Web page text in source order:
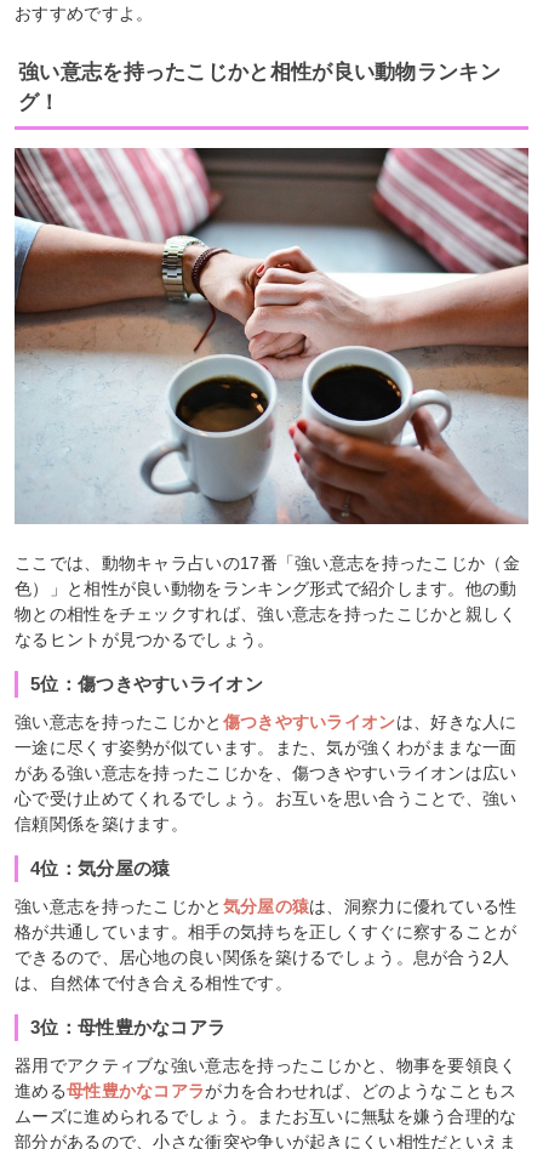
おすすめですよ。
強い意志を持ったこじかと相性が良い動物ランキン
グ！
ここでは、動物キャラ占いの17番「強い意志を持ったこじか（金
色）」と相性が良い動物をランキング形式で紹介します。他の動
物との相性をチェックすれば、強い意志を持ったこじかと親しく
なるヒントが見つかるでしょう。
5位：傷つきやすいライオン
強い意志を持ったこじかと 傷つきやすいライオンは、好きな人に
一途に尽くす姿勢が似ています。また、気が強くわがままな一面
がある強い意志を持ったこじかを、傷つきやすいライオンは広い
心で受け止めてくれるでしょう。お互いを思い合うことで、強い
信頼関係を築けます。
4位：気分屋の猿
強い意志を持ったこじかと 気分屋の猿は、洞察力に優れている性
格が共通しています。相手の気持ちを正しくすぐに察することが
できるので、居心地の良い関係を築けるでしょう。息が合う2人
は、自然体で付き合える相性です。
3位：母性豊かなコアラ
器用でアクティブな強い意志を持ったこじかと、物事を要領良く
進める母性豊かなコアラが力を合わせれば、どのようなこともス
ムーズに進められるでしょう。またお互いに無駄を嫌う合理的な
部分があるので、小さな衝突や争いが起きにくい相性だといえま